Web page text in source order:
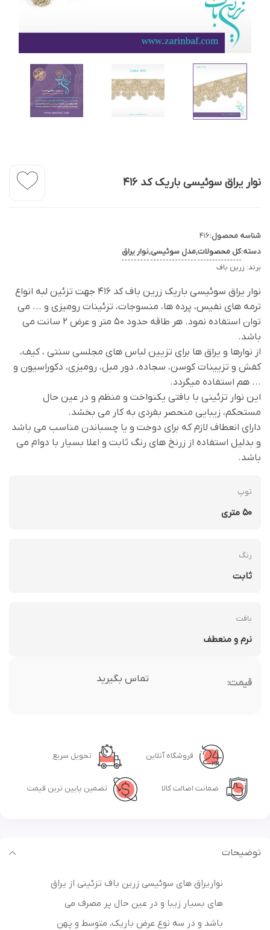
نوار یراق سوئیسی باریک کد 416
شناسه محصول:416
دسته:کل محصولات,مدل سوئیسی,نوار یراق
برند: زرین باف
نوار یراق سوئیسی باریک زرین باف کد 416 جهت تزئین لبه انواع
ترمه های نفیس، پرده ها، منسوجات، تزئینات رومیزی و ... می
توان استفاده نمود. هر طاقه حدود 50 متر و عرض 2 سانت می
باشد.
از نوارها و یراق ها برای تزیین لباس های مجلسی سنتی ، کیف،
کفش و تزیینات کوسن، سجاده، دور مبل، رومیزی، دکوراسیون و
... هم استفاده میگردد.
این نوار تزئینی با بافتی یکنواخت و منظم و در عین حال
مستحکم، زیبایی منحصر بفردی به کار می بخشد.
دارای انعطاف لازم که برای دوخت و یا چسباندن مناسب می باشد
و بدلیل استفاده از زرنخ های رنگ ثابت و اعلا بسیار با دوام می
باشد.
توپ
50 متری
رنگ
ثابت
بافت
نرم و منعطف
قیمت: تماس بگیرید
فروشگاه آنلاین تحویل سریع
ضمانت اصالت کالا تضمین پایین ترین قیمت
توضیحات
نواریراق های سوئیسی زرین باف تزئینی از یراق
های بسیار زیبا و در عین حال پر مصرف می
باشد و در سه نوع عرض باریک، متوسط و پهن